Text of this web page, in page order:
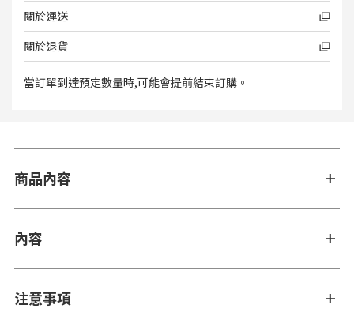
關於運送
關於退貨
當訂單到達預定數量時,可能會提前結束訂購。
商品內容
內容
注意事項